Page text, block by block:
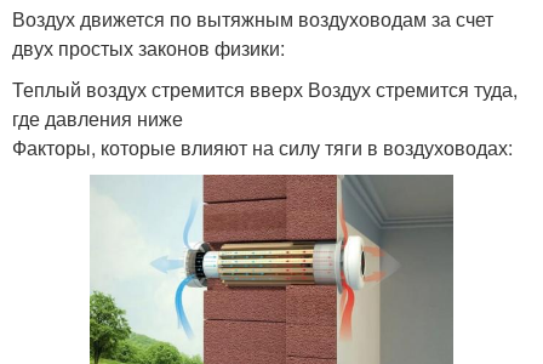
Воздух движется по вытяжным воздуховодам за счет
двух простых законов физики:
Теплый воздух стремится вверх Воздух стремится туда,
где давления ниже
Факторы, которые влияют на силу тяги в воздуховодах: